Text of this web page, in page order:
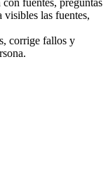
fuentes, preguntas
las fuentes,
corrige fallos y